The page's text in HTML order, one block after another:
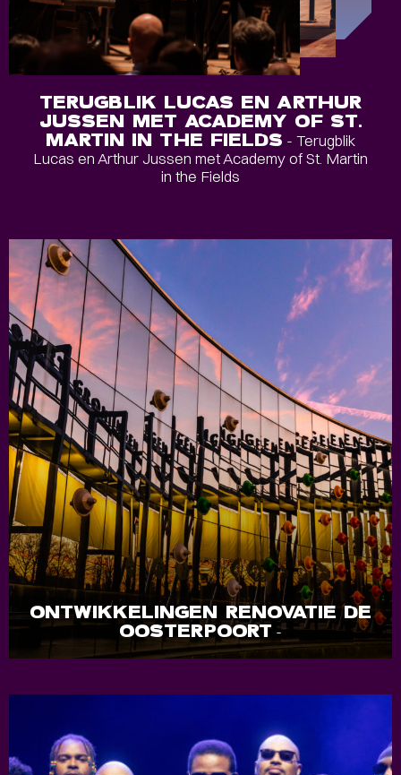
TERUGBLIK LUCAS EN ARTHUR
JUSSEN MET ACADEMY OF ST.
MARTIN IN THE FIELDS - Terugblik
Lucas en Arthur Jussen met Academy of St. Martin
in the Fields
ONTWIKKELINGEN RENOVATIE DE
OOSTERPOORT-